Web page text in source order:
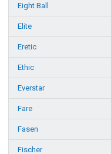
Eight Ball
Elite
Eretic
Ethic
Everstar
Fare
Fasen
Fischer